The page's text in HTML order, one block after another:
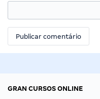
GRAN CURSOS ONLINE